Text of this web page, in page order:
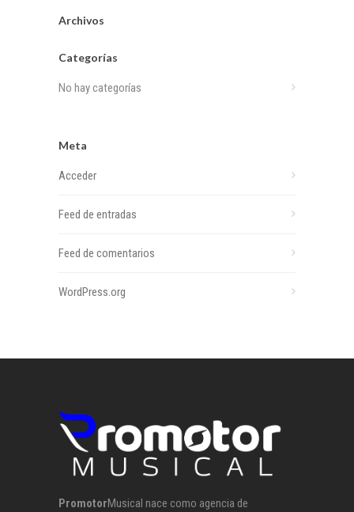
Archivos
Categorías
No hay categorías
Meta
Acceder
Feed de entradas
Feed de comentarios
WordPress.org
PromotorMusical nace como agencia de